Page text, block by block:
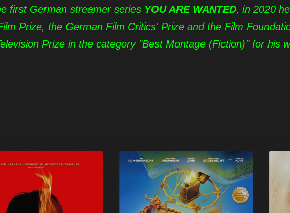
first German streamer series YOU ARE WANTED, in 2020
Prize, the German Film Critics' Prize and the Film
Prize in the category "Best Montage (Fiction)" for his